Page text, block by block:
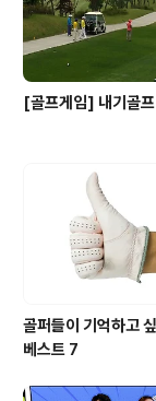
[골프게임] 내기골
골퍼들이 기억하고
베스트 7